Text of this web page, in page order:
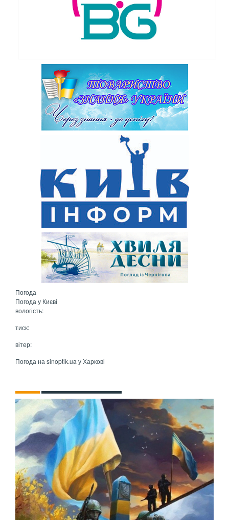
Погода
Погода у Києві
вологість:
тиск:
вітер:
Погода на sinoptik.ua у Харкові